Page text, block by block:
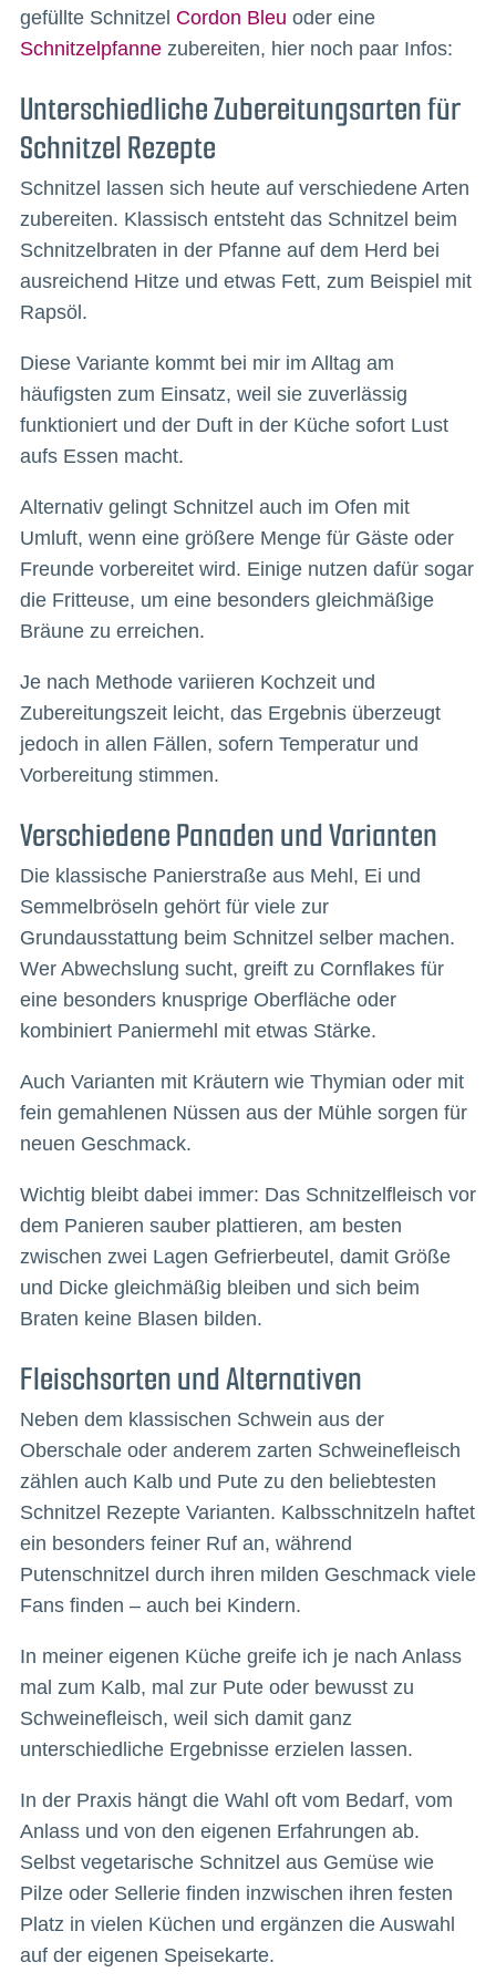
gefüllte Schnitzel Cordon Bleu oder eine
Schnitzelpfannezubereiten, hier noch paar Infos:
Unterschiedliche Zubereitungsarten für
Schnitzel Rezepte
Schnitzel lassen sich heute auf verschiedene Arten
zubereiten. Klassisch entsteht das Schnitzel beim
Schnitzelbraten in der Pfanne auf dem Herd bei
ausreichend Hitze und etwas Fett, zum Beispiel mit
Rapsöl.
Diese Variante kommt bei mir im Alltag am
häufigsten zum Einsatz, weil sie zuverlässig
funktioniert und der Duft in der Küche sofort Lust
aufs Essen macht.
Alternativ gelingt Schnitzel auch im Ofen mit
Umluft, wenn eine größere Menge für Gäste oder
Freunde vorbereitet wird. Einige nutzen dafür sogar
die Fritteuse, um eine besonders gleichmäßige
Bräune zu erreichen.
Je nach Methode variieren Kochzeit und
Zubereitungszeit leicht, das Ergebnis überzeugt
jedoch in allen Fällen, sofern Temperatur und
Vorbereitung stimmen.
Verschiedene Panaden und Varianten
Die klassische Panierstraße aus Mehl, Ei und
Semmelbröseln gehört für viele zur
Grundausstattung beim Schnitzel selber machen.
Wer Abwechslung sucht, greift zu Cornflakes für
eine besonders knusprige Oberfläche oder
kombiniert Paniermehl mit etwas Stärke.
Auch Varianten mit Kräutern wie Thymian oder mit
fein gemahlenen Nüssen aus der Mühle sorgen für
neuen Geschmack.
Wichtig bleibt dabei immer: Das Schnitzelfleisch vor
dem Panieren sauber plattieren, am besten
zwischen zwei Lagen Gefrierbeutel, damit Größe
und Dicke gleichmäßig bleiben und sich beim
Braten keine Blasen bilden.
Fleischsorten und Alternativen
Neben dem klassischen Schwein aus der
Oberschale oder anderem zarten Schweinefleisch
zählen auch Kalb und Pute zu den beliebtesten
Schnitzel Rezepte Varianten. Kalbsschnitzeln haftet
ein besonders feiner Ruf an, während
Putenschnitzel durch ihren milden Geschmack viele
Fans finden – auch bei Kindern.
In meiner eigenen Küche greife ich je nach Anlass
mal zum Kalb, mal zur Pute oder bewusst zu
Schweinefleisch, weil sich damit ganz
unterschiedliche Ergebnisse erzielen lassen.
In der Praxis hängt die Wahl oft vom Bedarf, vom
Anlass und von den eigenen Erfahrungen ab.
Selbst vegetarische Schnitzel aus Gemüse wie
Pilze oder Sellerie finden inzwischen ihren festen
Platz in vielen Küchen und ergänzen die Auswahl
auf der eigenen Speisekarte.